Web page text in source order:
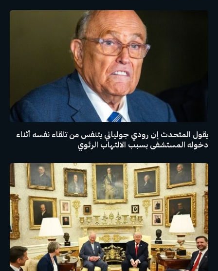
يقول المتحدث إن رودي جولياني يتنفس من تلقاء نفسه أثناء
دخوله المستشفى بسبب الالتهاب الرئوي